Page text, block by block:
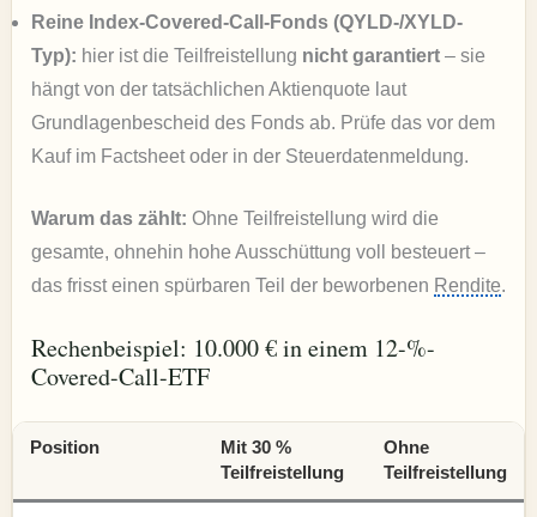
Reine Index-Covered-Call-Fonds (QYLD-/XYLD-
Typ): hier ist die Teilfreistellung nicht garantiert– sie
hängt von der tatsächlichen Aktienquote laut
Grundlagenbescheid des Fonds ab. Prüfe das vor dem
Kauf im Factsheet oder in der Steuerdatenmeldung.
Warum das zählt: Ohne Teilfreistellung wird die
gesamte, ohnehin hohe Ausschüttung voll besteuert –
das frisst einen spürbaren Teil der beworbenen Rendite.
Rechenbeispiel: 10.000 € in einem 12-%-
Covered-Call-ETF
Position
Mit 30 %
Teilfreistellung
Ohne
Teilfreistellung